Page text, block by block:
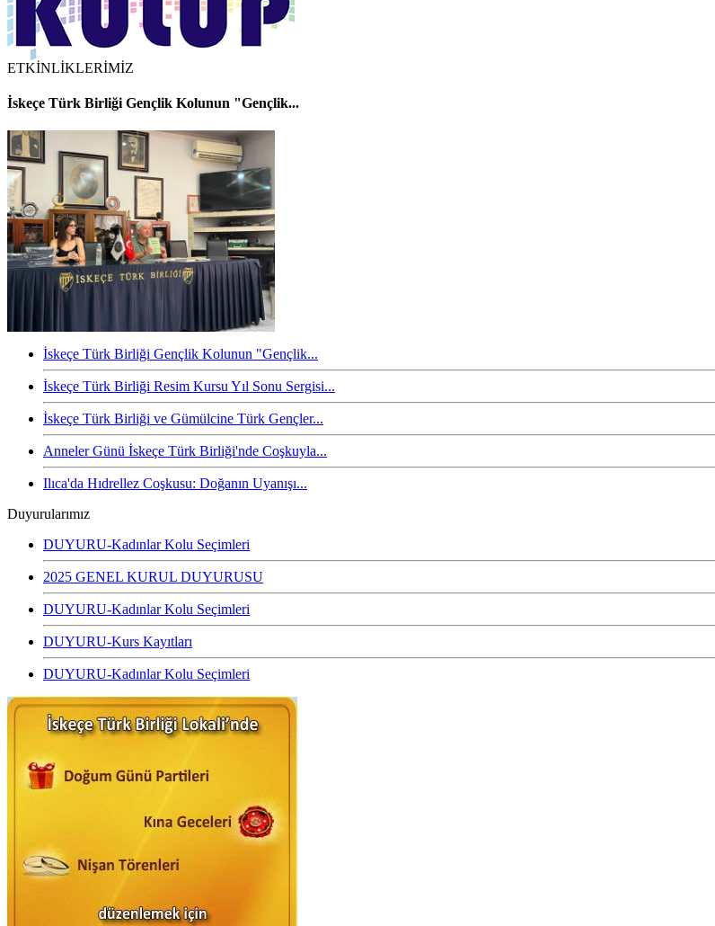
ETKİNLİKLERİMİZ
İskeçe Türk Birliği Gençlik Kolunun "Gençlik...
İskeçe Türk Birliği Gençlik Kolunun "Gençlik...
İskeçe Türk Birliği Resim Kursu Yıl Sonu Sergisi...
İskeçe Türk Birliği ve Gümülcine Türk Gençler...
Anneler Günü İskeçe Türk Birliği'nde Coşkuyla...
Ilıca'da Hıdrellez Coşkusu: Doğanın Uyanışı...
Duyurularımız
DUYURU-Kadınlar Kolu Seçimleri
2025 GENEL KURUL DUYURUSU
DUYURU-Kadınlar Kolu Seçimleri
DUYURU-Kurs Kayıtları
DUYURU-Kadınlar Kolu Seçimleri